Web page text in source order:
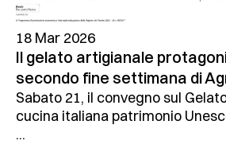
18 Mar 2026
Il gelato artigianale
secondo fine settimana di
Sabato 21, il convegno sul
cucina italiana patrimonio
...